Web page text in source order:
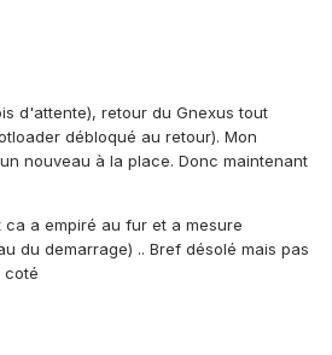
d'attente), retour du Gnexus tout
débloqué au retour). Mon
nouveau à la place. Donc maintenant
ca a empiré au fur et a mesure
du demarrage) .. Bref désolé mais pas
coté